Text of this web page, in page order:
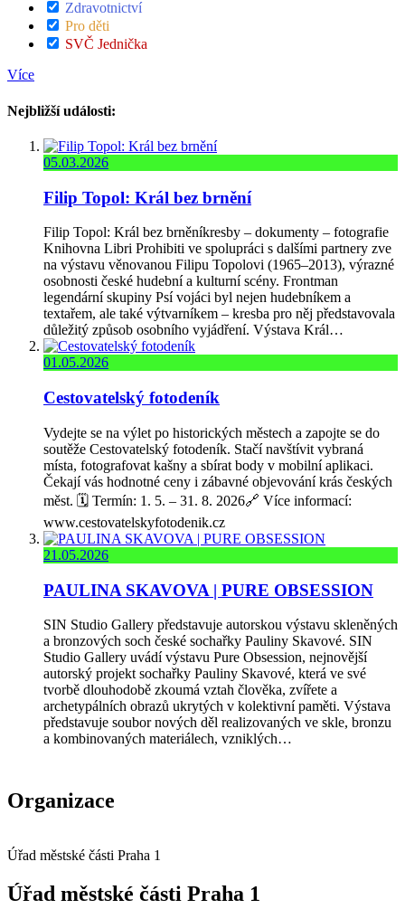
Zdravotnictví
Pro děti
SVČ Jednička
Více
Nejbližší události:
05.03.2026
Filip Topol: Král bez brnění
Filip Topol: Král bez brněníkresby – dokumenty – fotografie
Knihovna Libri Prohibiti ve spolupráci s dalšími partnery zve
na výstavu věnovanou Filipu Topolovi (1965–2013), výrazné
osobnosti české hudební a kulturní scény. Frontman
legendární skupiny Psí vojáci byl nejen hudebníkem a
textařem, ale také výtvarníkem – kresba pro něj představovala
důležitý způsob osobního vyjádření. Výstava Král…
01.05.2026
Cestovatelský fotodeník
Vydejte se na výlet po historických městech a zapojte se do
soutěže Cestovatelský fotodeník. Stačí navštívit vybraná
místa, fotografovat kašny a sbírat body v mobilní aplikaci.
Čekají vás hodnotné ceny i zábavné objevování krás českých
měst. 🗓️ Termín: 1. 5. – 31. 8. 2026🔗 Více informací:
www.cestovatelskyfotodenik.cz
21.05.2026
PAULINA SKAVOVA | PURE OBSESSION
SIN Studio Gallery představuje autorskou výstavu skleněných
a bronzových soch české sochařky Pauliny Skavové. SIN
Studio Gallery uvádí výstavu Pure Obsession, nejnovější
autorský projekt sochařky Pauliny Skavové, která ve své
tvorbě dlouhodobě zkoumá vztah člověka, zvířete a
archetypálních obrazů ukrytých v kolektivní paměti. Výstava
představuje soubor nových děl realizovaných ve skle, bronzu
a kombinovaných materiálech, vzniklých…
Organizace
Úřad městské části Praha 1
Úřad městské části Praha 1